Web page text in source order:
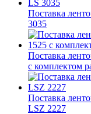
Поставка
3035
Поставка
с комплектом
Поставка
LSZ 2227